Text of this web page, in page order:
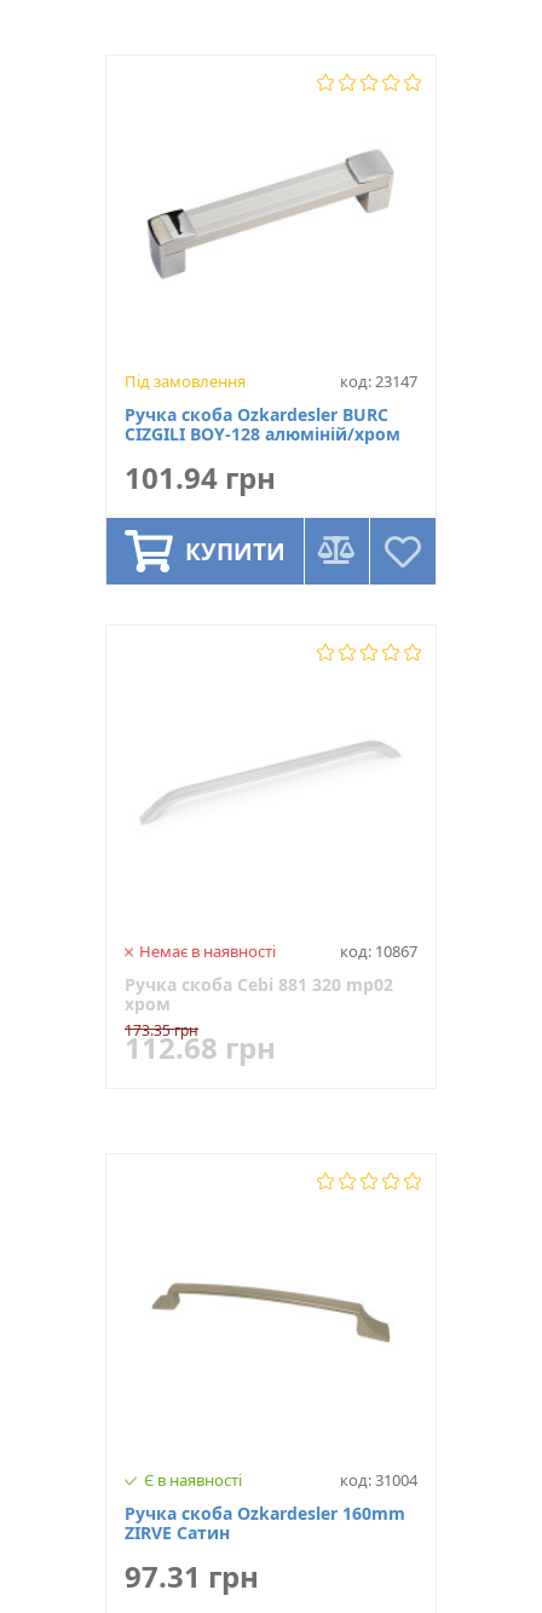
Межцентрова відстань (мм)
Під замовлення код: 23147
Ручка скоба Ozkardesler BURC
CIZGILI BOY-128 алюміній/хром
101.94 грн
КУПИТИ
Немає в наявності код: 10867
Ручка скоба Cebi 881 320 mp02
хром
173.35 грн
112.68 грн
Є в наявності код: 31004
Ручка скоба Ozkardesler 160mm
ZIRVE Сатин
97.31 грн